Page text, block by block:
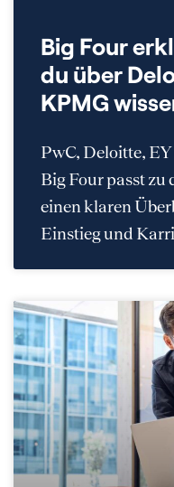
Big Four
du über
KPMG
PwC, Deloitte,
Big Four passt zu
einen klaren
Einstieg und